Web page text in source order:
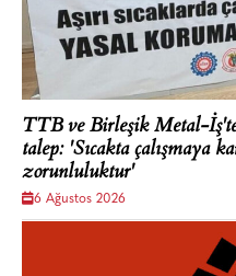
TTB ve Birleşik Metal-
talep: 'Sıcakta çalışmaya
zorunluluktur'
6 Ağustos 2026